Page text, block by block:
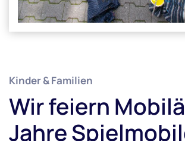
Kinder & Familien
Wir feiern
Jahre